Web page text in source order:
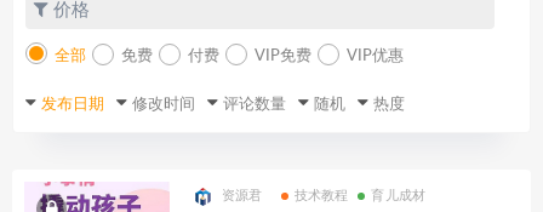
价格
全部 免费 付费 VIP免费 VIP优惠
发布日期 修改时间 评论数量 随机 热度
资源君 技术教程 育儿成材